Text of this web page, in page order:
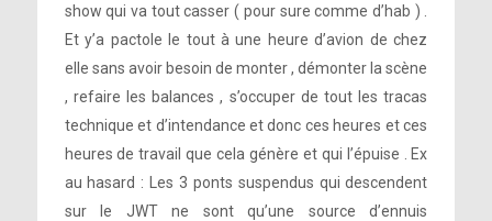
show qui va tout casser ( pour sure comme d’hab ) .
Et y’a pactole le tout à une heure d’avion de chez
elle sans avoir besoin de monter , démonter la scène
, refaire les balances , s’occuper de tout les tracas
technique et d’intendance et donc ces heures et ces
heures de travail que cela génère et qui l’épuise . Ex
au hasard : Les 3 ponts suspendus qui descendent
sur le JWT ne sont qu’une source d’ennuis